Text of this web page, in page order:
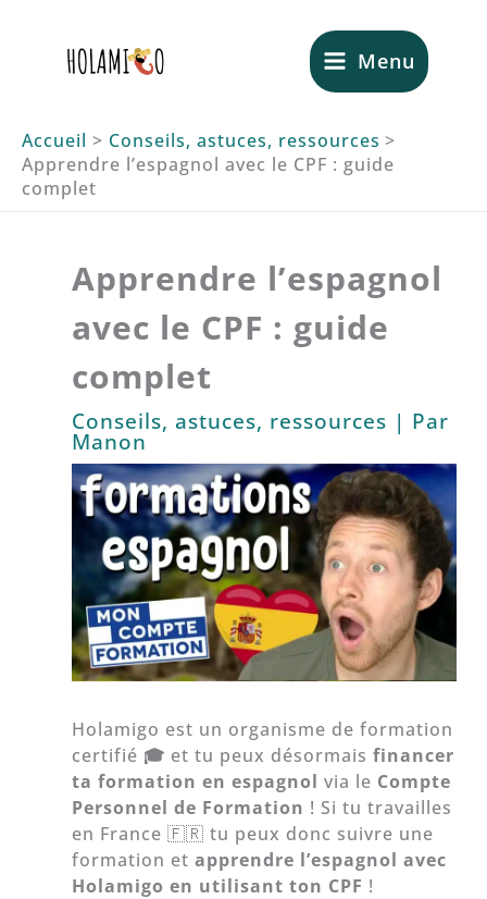
Menu
Accueil
Conseils, astuces, ressources
Apprendre l’espagnol avec le CPF : guide
complet
Apprendre l’espagnol
avec le CPF : guide
complet
Conseils, astuces, ressources | Par
Manon
Holamigo est un organisme de formation
certifié 🎓 et tu peux désormaisfinancer
ta formation en espagnol via le Compte
Personnel de Formation ! Si tu travailles
en France 🇫🇷 tu peux donc suivre une
formation etapprendre l’espagnol avec
Holamigo en utilisant ton CPF !